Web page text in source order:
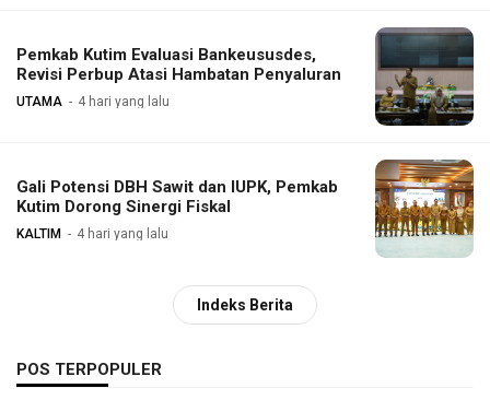
Pemkab Kutim Evaluasi Bankeususdes,
Revisi Perbup Atasi Hambatan Penyaluran
UTAMA 4 hari yang lalu
Gali Potensi DBH Sawit dan IUPK, Pemkab
Kutim Dorong Sinergi Fiskal
KALTIM 4 hari yang lalu
Indeks Berita
POS TERPOPULER